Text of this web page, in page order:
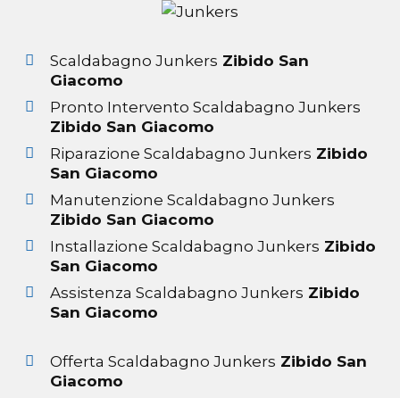
Scaldabagno Junkers Zibido San
Giacomo
Pronto Intervento Scaldabagno Junkers
Zibido San Giacomo
Riparazione Scaldabagno Junkers Zibido
San Giacomo
Manutenzione Scaldabagno Junkers
Zibido San Giacomo
Installazione Scaldabagno Junkers Zibido
San Giacomo
Assistenza Scaldabagno Junkers Zibido
San Giacomo
Offerta Scaldabagno Junkers Zibido San
Giacomo